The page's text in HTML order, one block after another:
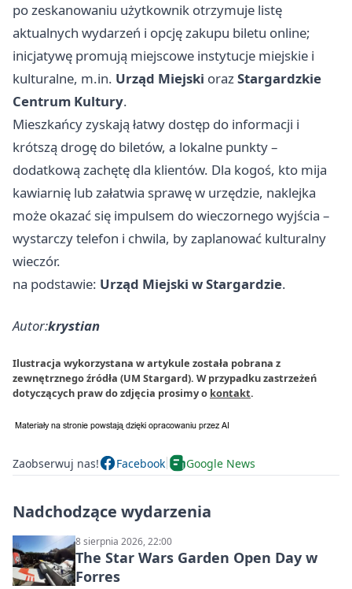
po zeskanowaniu użytkownik otrzymuje listę
aktualnych wydarzeń i opcję zakupu biletu online;
inicjatywę promują miejscowe instytucje miejskie i
kulturalne, m.in. Urząd Miejski orazStargardzkie
Centrum Kultury.
Mieszkańcy zyskają łatwy dostęp do informacji i
krótszą drogę do biletów, a lokalne punkty –
dodatkową zachętę dla klientów. Dla kogoś, kto mija
kawiarnię lub załatwia sprawę w urzędzie, naklejka
może okazać się impulsem do wieczornego wyjścia –
wystarczy telefon i chwila, by zaplanować kulturalny
wieczór.
na podstawie: Urząd Miejski w Stargardzie.
Autor:krystian
Ilustracja wykorzystana w artykule została pobrana z
zewnętrznego źródła (UM Stargard). W przypadku zastrzeżeń
dotyczących praw do zdjęcia prosimy o kontakt.
Zaobserwuj nas! Facebook Google News
Nadchodzące wydarzenia
8 sierpnia 2026, 22:00
The Star Wars Garden Open Day w
Forres